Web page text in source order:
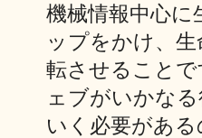
機械情報中心に
ップをかけ、
転させること
ェブがいかな
いく必要があ